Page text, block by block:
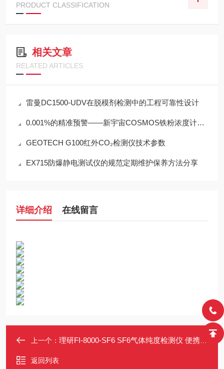
PRODUCT CLASSIFICATION
相关文章
RELATED ARTICLES
雷曼DC1500-UDV在脱模剂检测中的工程可靠性设计
0.001%的精准预警——新宇宙COSMOS铁粉浓度计SDM-72守护齿轮箱健康
GEOTECH G100红外CO₂检测仪技术参数
EX715防爆静电测试仪的规范定期维护保养方法分享
详细介绍 在线留言
上一个： 理研FI-8000-SF6 SF6气体纯度检测仪 便携式 光波干涉原理
返回列表